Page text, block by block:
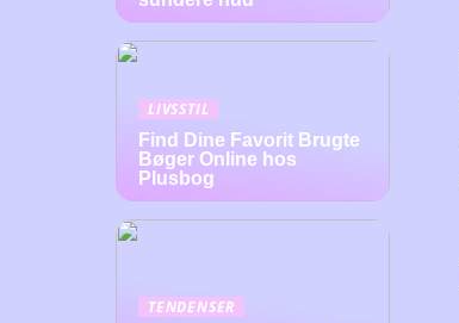
LIVSSTIL
Find Dine Favorit Brugte
Bøger Online hos
Plusbog
TENDENSER